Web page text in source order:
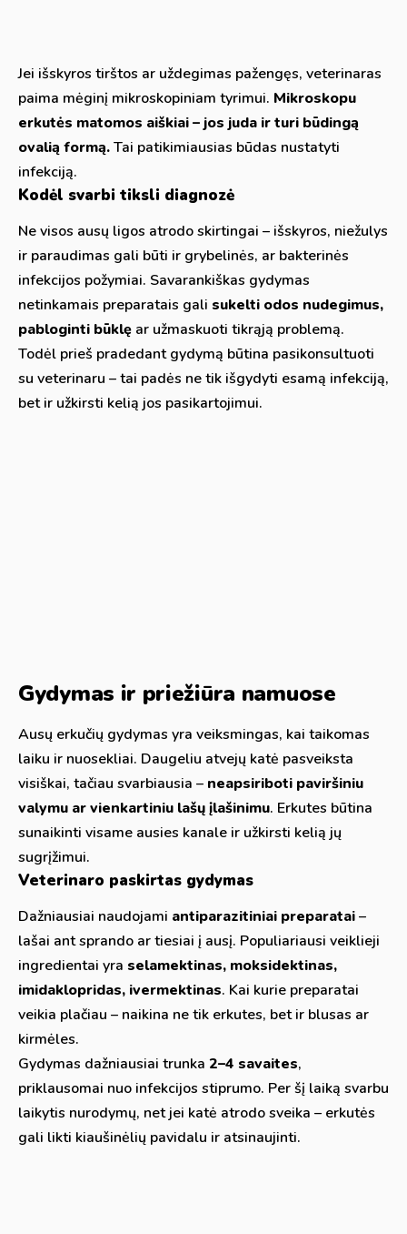
Jei išskyros tirštos ar uždegimas pažengęs, veterinaras
paima mėginį mikroskopiniam tyrimui. Mikroskopu
erkutės matomos aiškiai – jos juda ir turi būdingą
ovalią formą.Tai patikimiausias būdas nustatyti
infekciją.
Kodėl svarbi tiksli diagnozė
Ne visos ausų ligos atrodo skirtingai – išskyros, niežulys
ir paraudimas gali būti ir grybelinės, ar bakterinės
infekcijos požymiai. Savarankiškas gydymas
netinkamais preparatais gali sukelti odos nudegimus,
pabloginti būklę ar užmaskuoti tikrąją problemą.
Todėl prieš pradedant gydymą būtina pasikonsultuoti
su veterinaru – tai padės ne tik išgydyti esamą infekciją,
bet ir užkirsti kelią jos pasikartojimui.
Gydymas ir priežiūra namuose
Ausų erkučių gydymas yra veiksmingas, kai taikomas
laiku ir nuosekliai. Daugeliu atvejų katė pasveiksta
visiškai, tačiau svarbiausia – neapsiriboti paviršiniu
valymu ar vienkartiniu lašų įlašinimu. Erkutes būtina
sunaikinti visame ausies kanale ir užkirsti kelią jų
sugrįžimui.
Veterinaro paskirtas gydymas
Dažniausiai naudojami antiparazitiniai preparatai–
lašai ant sprando ar tiesiai į ausį. Populiariausi veiklieji
ingredientai yra selamektinas, moksidektinas,
imidaklopridas, ivermektinas. Kai kurie preparatai
veikia plačiau – naikina ne tik erkutes, bet ir blusas ar
kirmėles.
Gydymas dažniausiai trunka 2–4 savaites,
priklausomai nuo infekcijos stiprumo. Per šį laiką svarbu
laikytis nurodymų, net jei katė atrodo sveika – erkutės
gali likti kiaušinėlių pavidalu ir atsinaujinti.